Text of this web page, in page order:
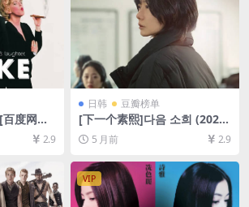
度网盘
未删减
/下载][MP
2.9
日韩 豆瓣榜单
[下一个素熙]다음 소희 (2022)
[百度网盘+夸克网盘1080P超
清未删减资源][网盘在线播放/
下载][MP4/8.7GB][中文字幕]
5 月前 2.9
VIP